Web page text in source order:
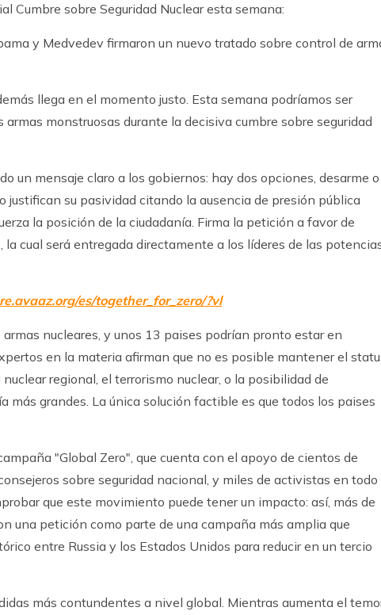
Cumbre sobre Seguridad Nuclear esta semana:
y Medvedev firmaron un nuevo tratado sobre control de
llega en el momento justo. Esta semana podríamos ser
monstruosas durante la decisiva cumbre sobre seguridad
un mensaje claro a los gobiernos: hay dos opciones, desarme o
justifican su pasividad citando la ausencia de presión pública
la posición de la ciudadanía. Firma la petición a favor de
la cual será entregada directamente a los líderes de las
es/together_for_zero/?vl
nucleares, y unos 13 paises podrían pronto estar en
en la materia afirman que no es posible mantener el
regional, el terrorismo nuclear, o la posibilidad de
más grandes. La única solución factible es que todos los paises
"Global Zero", que cuenta con el apoyo de cientos de
sobre seguridad nacional, y miles de activistas en todo
que este movimiento puede tener un impacto: así, más de
una petición como parte de una campaña más amplia que
entre Russia y los Estados Unidos para reducir en un tercio
más contundentes a nivel global. Mientras aumenta el